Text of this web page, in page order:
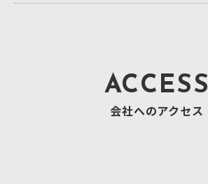
ACCESS
会社へのアクセス